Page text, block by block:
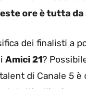
ore è tutta
dei finalisti a
Amici 21?
di Canale 5 è